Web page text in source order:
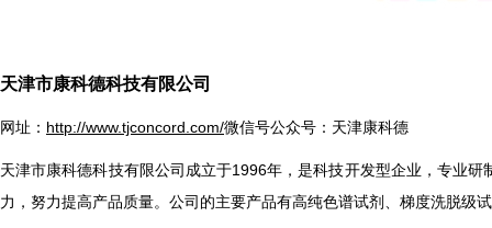
天津市康科德科技有限公司
网址： http://www.tjconcord.com/微信号公众号：天津康科德
天津市康科德科技有限公司成立于1996年，是科技开发型企业，专业
力，努力提高产品质量。公司的主要产品有高纯色谱试剂、梯度洗脱级